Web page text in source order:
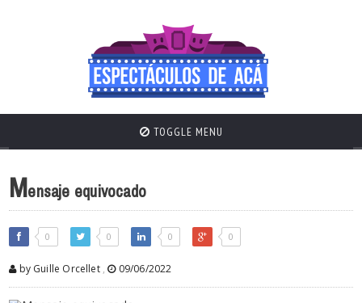
TOGGLE MENU
Mensaje equivocado
0 0 0 0
by Guille Orcellet , 09/06/2022